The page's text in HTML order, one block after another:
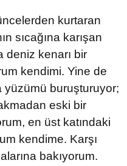
kurtaran
sıcağına karışan
deniz kenarı bir
kendimi. Yine de
yüzümü buruşturuyor;
eski bir
en üst katındaki
kendime. Karşı
bakıyorum.